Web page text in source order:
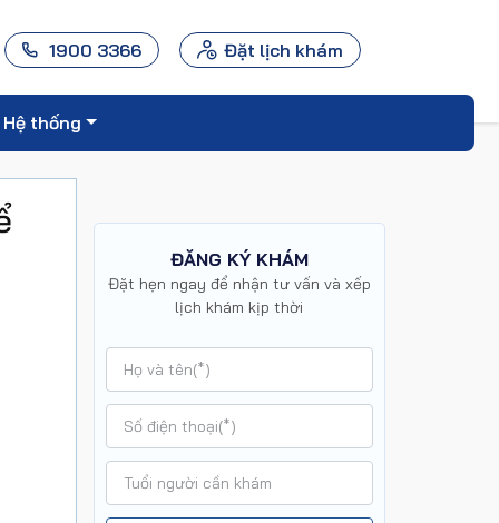
1900 3366 Đặt lịch khám
Hệ thống
ĐĂNG KÝ KHÁM
Đặt hẹn ngay để nhận tư vấn và xếp
lịch khám kịp thời